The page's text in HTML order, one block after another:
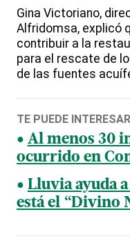
Gina Victoriano,
Alfridomsa, explicó
contribuir a la
para el rescate de
de las fuentes
TE PUEDE INTERESAR
Al menos 30
ocurrido en
Lluvia ayuda
está el “Divino